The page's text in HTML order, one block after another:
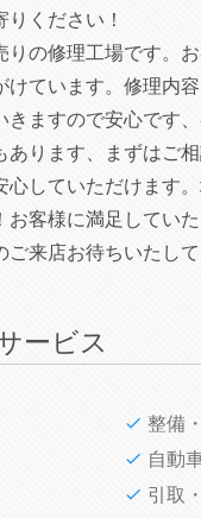
ください！
りの修理工場です。
けています。修理内
きますので安心です
あります、まずはご
心していただけます
お客様に満足してい
ご来店お待ちいたして
ービス
整備
自動
引取